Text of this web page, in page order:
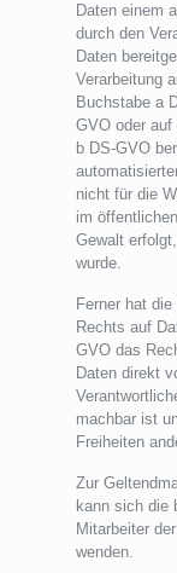
Daten einem
durch den
Daten
Verarbeitung
Buchstabe a
GVO oder
b DS-GVO
nicht für die
im
Gewalt
wurde.
Ferner hat
Rechts auf
GVO das
Daten direkt
machbar ist
Freiheiten
Zur
kann sich die
Mitarbeiter
wenden.